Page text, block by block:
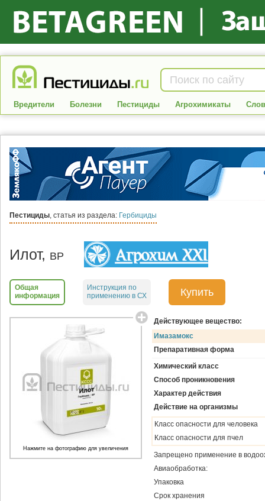
Вредители Болезни Пестициды Агрохимикаты
Пестициды, статья из раздела: Гербициды
Илот, ВР
Общая
информация
Инструкция по
применению в СХ
Купить
Действующее вещество:
Имазамокс
Препаративная форма
Химический класс
Способ проникновения
Характер действия
Действие на организмы
Класс опасности для человека
Класс опасности для пчел
Запрещено применение в
Авиаобработка:
Упаковка
Срок хранения
Нажмите на фотографию для увеличения